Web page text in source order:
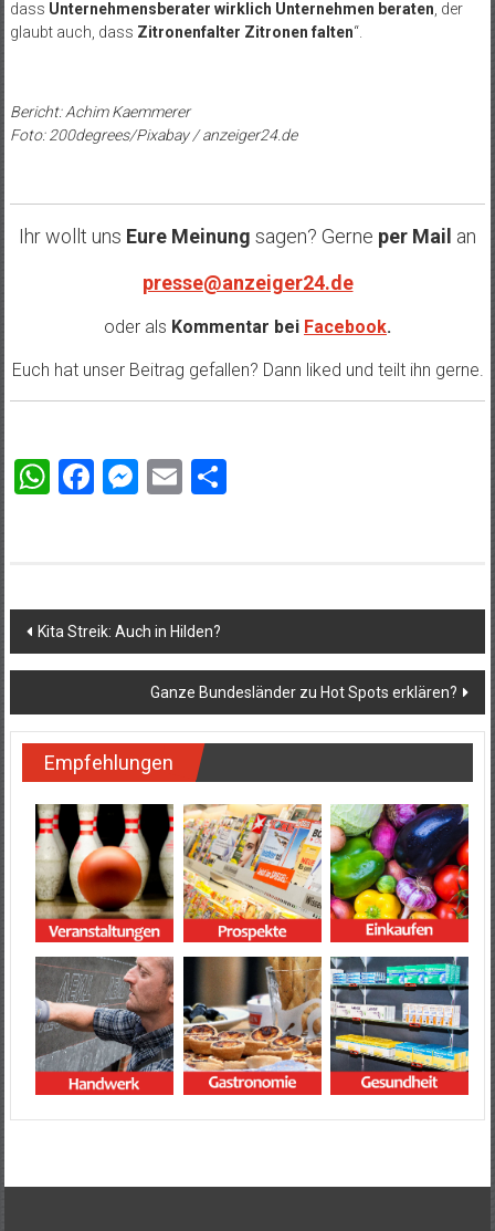
dass Unternehmensberater wirklich Unternehmen beraten, der
glaubt auch, dass Zitronenfalter Zitronen falten“.
Bericht: Achim Kaemmerer
Foto: 200degrees/Pixabay / anzeiger24.de
Ihr wollt uns Eure Meinung sagen? Gerne per Mail an
presse@anzeiger24.de
oder als Kommentar bei Facebook.
Euch hat unser Beitrag gefallen? Dann liked und teilt ihn gerne.
WhatsApp
Facebook
Messenger
Email
Beitragsnavigation
Kita Streik: Auch in Hilden?
Ganze Bundesländer zu Hot Spots erklären?
Empfehlungen